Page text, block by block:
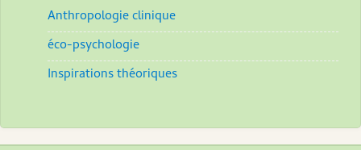
Anthropologie clinique
éco-psychologie
Inspirations théoriques